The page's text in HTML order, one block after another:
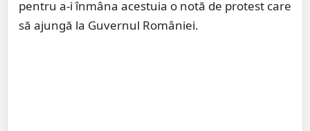
pentru a-i înmâna acestuia o notă de protest care
să ajungă la Guvernul României.